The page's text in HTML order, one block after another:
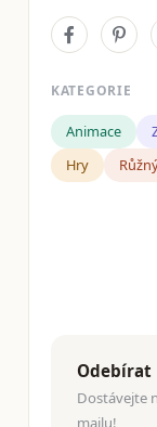
KATEGORIE
Animace
Hry
Odebírat
Dostávejte
mailu!